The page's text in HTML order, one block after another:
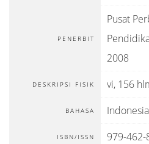
PENERBIT
Pusat
2008
DESKRIPSI FISIK vi, 156
BAHASA Indonesia
ISBN/ISSN 979-462-